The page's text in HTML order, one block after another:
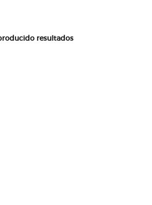
resultados